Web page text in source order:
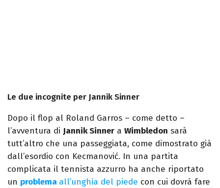
Le due incognite per Jannik Sinner
Dopo il flop al Roland Garros – come detto –
l’avventura di Jannik Sinner a Wimbledon sarà
tutt’altro che una passeggiata, come dimostrato già
dall’esordio con Kecmanović. In una partita
complicata il tennista azzurro ha anche riportato
un problema all’unghia del piede con cui dovrà fare